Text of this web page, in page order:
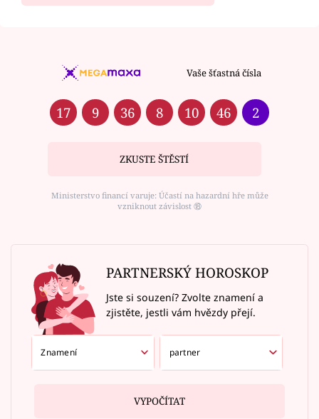
Vaše šťastná čísla
17 9 36 8 10 46 2
ZKUSTE ŠTĚSTÍ
Ministerstvo financí varuje: Účastí na hazardní hře může
vzniknout závislost ⑱
PARTNERSKÝ HOROSKOP
Jste si souzení? Zvolte znamení a
zjistěte, jestli vám hvězdy přejí.
VYPOČÍTAT